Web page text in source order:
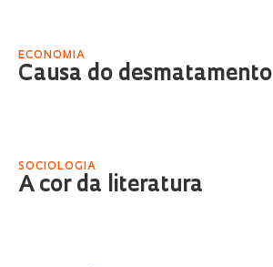
ECONOMIA
Causa do desmatamento
SOCIOLOGIA
A cor da literatura